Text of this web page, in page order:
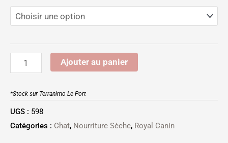
Ajouter au panier
*Stock sur Terranimo Le Port
UGS : 598
Catégories : Chat, Nourriture Sèche, Royal Canin